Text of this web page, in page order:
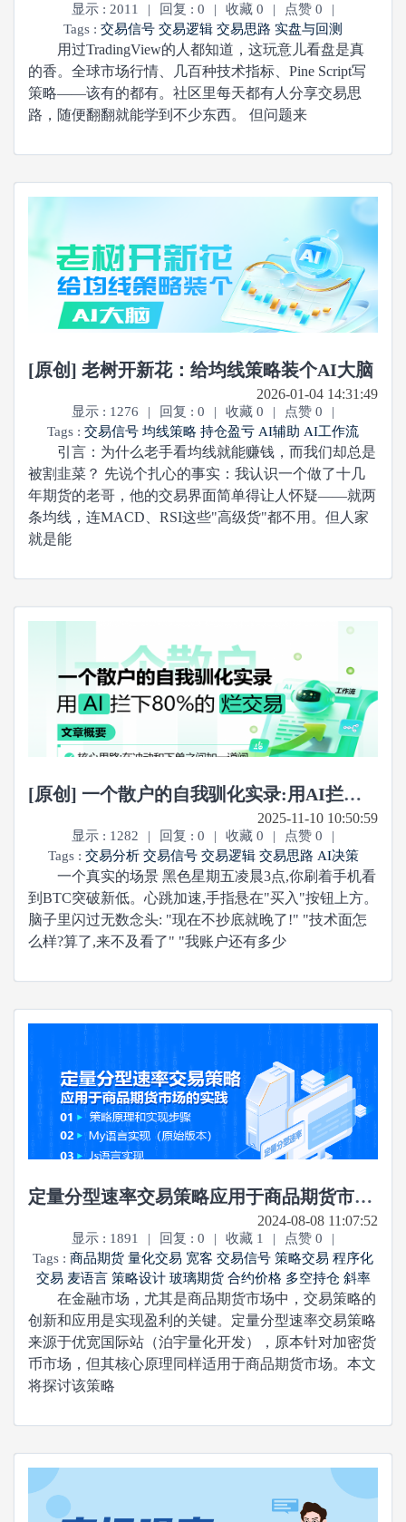
显示 : 2011 | 回复 : 0 | 收藏 0 | 点赞 0
|
Tags : 交易信号 交易逻辑 交易思路 实盘与回测
用过TradingView的人都知道，这玩意儿看盘是真
的香。全球市场行情、几百种技术指标、Pine Script写
策略——该有的都有。社区里每天都有人分享交易思
路，随便翻翻就能学到不少东西。 但问题来
[原创] 老树开新花：给均线策略装个AI大脑
2026-01-04 14:31:49
显示 : 1276 | 回复 : 0 | 收藏 0 | 点赞 0
|
Tags : 交易信号 均线策略 持仓盈亏 AI辅助 AI工作流
引言：为什么老手看均线就能赚钱，而我们却总是
被割韭菜？ 先说个扎心的事实：我认识一个做了十几
年期货的老哥，他的交易界面简单得让人怀疑——就两
条均线，连MACD、RSI这些"高级货"都不用。但人家
就是能
[原创] 一个散户的自我驯化实录:用AI拦下80%的烂交易
2025-11-10 10:50:59
显示 : 1282 | 回复 : 0 | 收藏 0 | 点赞 0
|
Tags : 交易分析 交易信号 交易逻辑 交易思路 AI决策
一个真实的场景 黑色星期五凌晨3点,你刷着手机看
到BTC突破新低。心跳加速,手指悬在"买入"按钮上方。
脑子里闪过无数念头: "现在不抄底就晚了!" "技术面怎
么样?算了,来不及看了" "我账户还有多少
定量分型速率交易策略应用于商品期货市场的实践
2024-08-08 11:07:52
显示 : 1891 | 回复 : 0 | 收藏 1 | 点赞 0
|
Tags : 商品期货 量化交易 宽客 交易信号 策略交易 程序化
交易 麦语言 策略设计 玻璃期货 合约价格 多空持仓 斜率
在金融市场，尤其是商品期货市场中，交易策略的
创新和应用是实现盈利的关键。定量分型速率交易策略
来源于优宽国际站（泊宇量化开发），原本针对加密货
币市场，但其核心原理同样适用于商品期货市场。本文
将探讨该策略